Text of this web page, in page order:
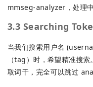
mmseg-analyzer，处理中
3.3 Searching
当我们搜索用户名
（tag）时，希望精准搜
取词干，完全可以跳过